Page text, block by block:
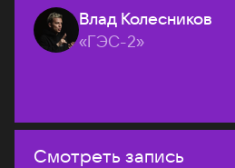
Влад Колесников
«ГЭС-2»
Смотреть запись